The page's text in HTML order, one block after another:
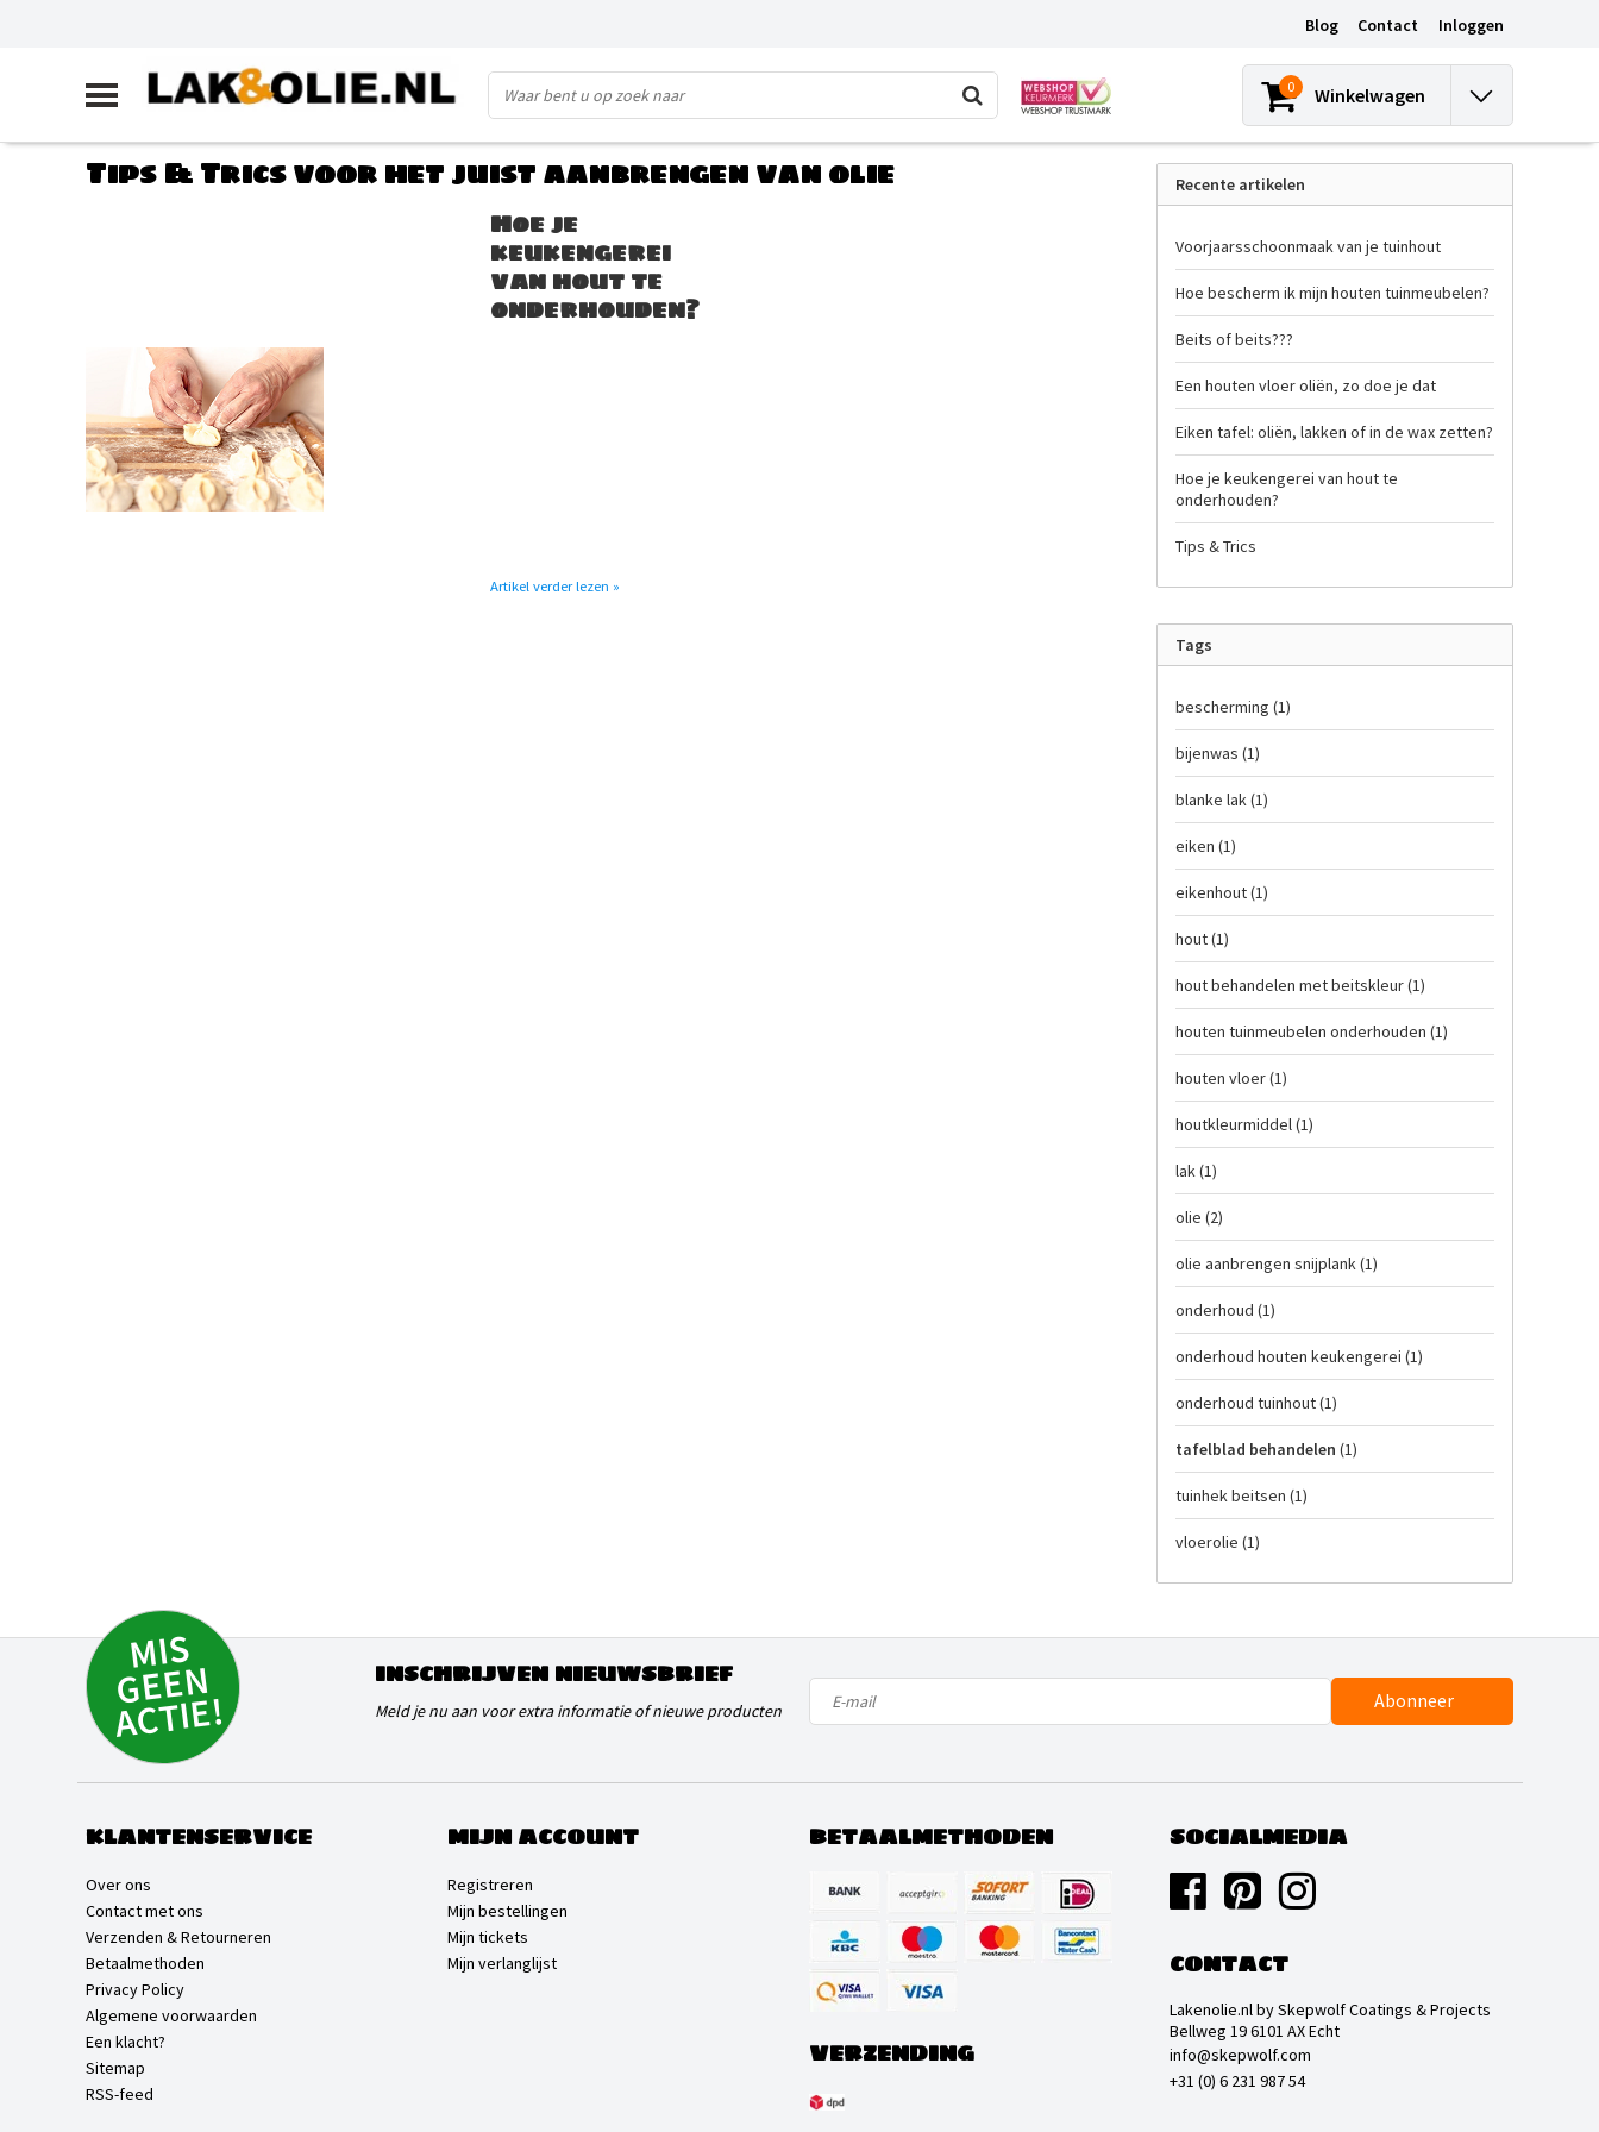
Blog Contact Inloggen
0 Winkelwagen
Tips & Trics voor het juist aanbrengen van olie
Hoe je
keukengerei
van hout te
onderhouden?
Artikel verder lezen »
Recente artikelen
Voorjaarsschoonmaak van je tuinhout
Hoe bescherm ik mijn houten tuinmeubelen?
Beits of beits???
Een houten vloer oliën, zo doe je dat
Eiken tafel: oliën, lakken of in de wax zetten?
Hoe je keukengerei van hout te
onderhouden?
Tips & Trics
Tags
bescherming (1)
bijenwas (1)
blanke lak(1)
eiken (1)
eikenhout(1)
hout(1)
hout behandelen met beitskleur(1)
houten tuinmeubelen onderhouden (1)
houten vloer(1)
houtkleurmiddel(1)
lak(1)
olie (2)
olie aanbrengen snijplank(1)
onderhoud (1)
onderhoud houten keukengerei (1)
onderhoud tuinhout(1)
tafelblad behandelen (1)
tuinhek beitsen (1)
vloerolie (1)
MI
S
G
E
E
N
A
C
TI
E!
INSCHRIJVEN NIEUWSBRIEF
Meld je nu aan voor extra informatie of nieuwe producten Abonneer
KLANTENSERVICE
Over ons
Contact met ons
Verzenden & Retourneren
Betaalmethoden
Privacy Policy
Algemene voorwaarden
Een klacht?
Sitemap
RSS-feed
MIJN ACCOUNT
Registreren
Mijn bestellingen
Mijn tickets
Mijn verlanglijst
BETAALMETHODEN
VERZENDING
SOCIALMEDIA
CONTACT
Lakenolie.nl by Skepwolf Coatings & Projects
Bellweg 19 6101 AX Echt
info@skepwolf.com
+31 (0) 6 231 987 54